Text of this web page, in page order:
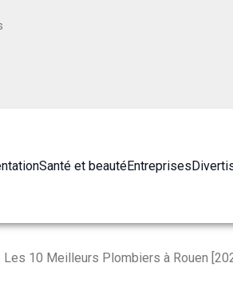
Santé et beautéEntreprises
Les 10 Meilleurs Plombiers à Rouen